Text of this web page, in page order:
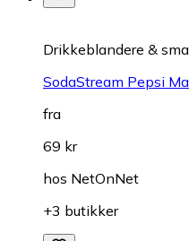
Drikkeblandere &
SodaStream Pepsi
fra
69 kr
hos NetOnNet
+3 butikker